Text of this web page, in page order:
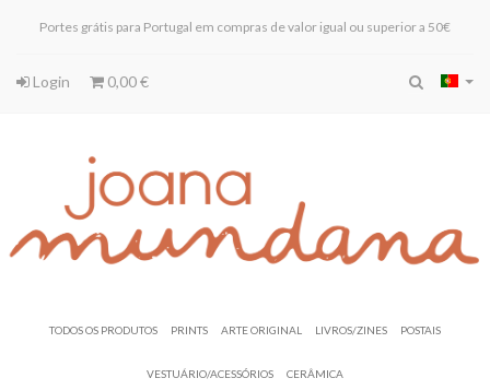
Portes grátis para Portugal em compras de valor igual ou superior a 50€
Login 0,00 €
Todos os produtos Prints Arte Original Livros/Zines Postais
Vestuário/Acessórios Cerâmica